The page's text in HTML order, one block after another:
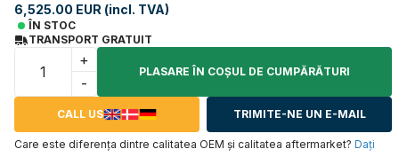
6,525.00 EUR (incl. TVA)
ÎN STOC
TRANSPORT GRATUIT
+
-
PLASARE ÎN COŞUL DE CUMPĂRĂTURI
CALL US TRIMITE-NE UN E-MAIL
Care este diferența dintre calitatea OEM și calitatea aftermarket? Daţi